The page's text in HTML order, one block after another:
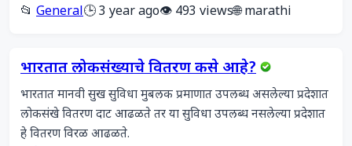
📂 General🕒 3 year ago👁️ 493 views🌐 marathi
भारतात लोकसंख्याचे वितरण कसे आहे?
भारतात मानवी सुख सुविधा मुबलक प्रमाणात उपलब्ध असलेल्या प्रदेशात
लोकसंखे वितरण दाट आढळते तर या सुविधा उपलब्ध नसलेल्या प्रदेशात
हे वितरण विरळ आढळते.